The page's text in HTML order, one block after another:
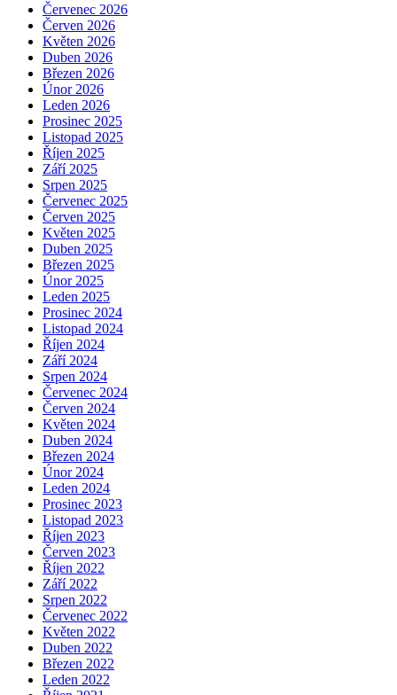
Červenec 2026
Červen 2026
Květen 2026
Duben 2026
Březen 2026
Únor 2026
Leden 2026
Prosinec 2025
Listopad 2025
Říjen 2025
Září 2025
Srpen 2025
Červenec 2025
Červen 2025
Květen 2025
Duben 2025
Březen 2025
Únor 2025
Leden 2025
Prosinec 2024
Listopad 2024
Říjen 2024
Září 2024
Srpen 2024
Červenec 2024
Červen 2024
Květen 2024
Duben 2024
Březen 2024
Únor 2024
Leden 2024
Prosinec 2023
Listopad 2023
Říjen 2023
Červen 2023
Říjen 2022
Září 2022
Srpen 2022
Červenec 2022
Květen 2022
Duben 2022
Březen 2022
Leden 2022